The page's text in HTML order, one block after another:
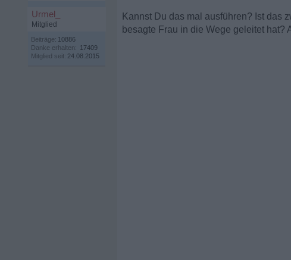
Urmel_
Mitglied
Beiträge: 10886
Danke erhalten: 17409
Mitglied seit: 24.08.2015
Kannst Du das mal ausführen? Ist das
besagte Frau in die Wege geleitet hat?